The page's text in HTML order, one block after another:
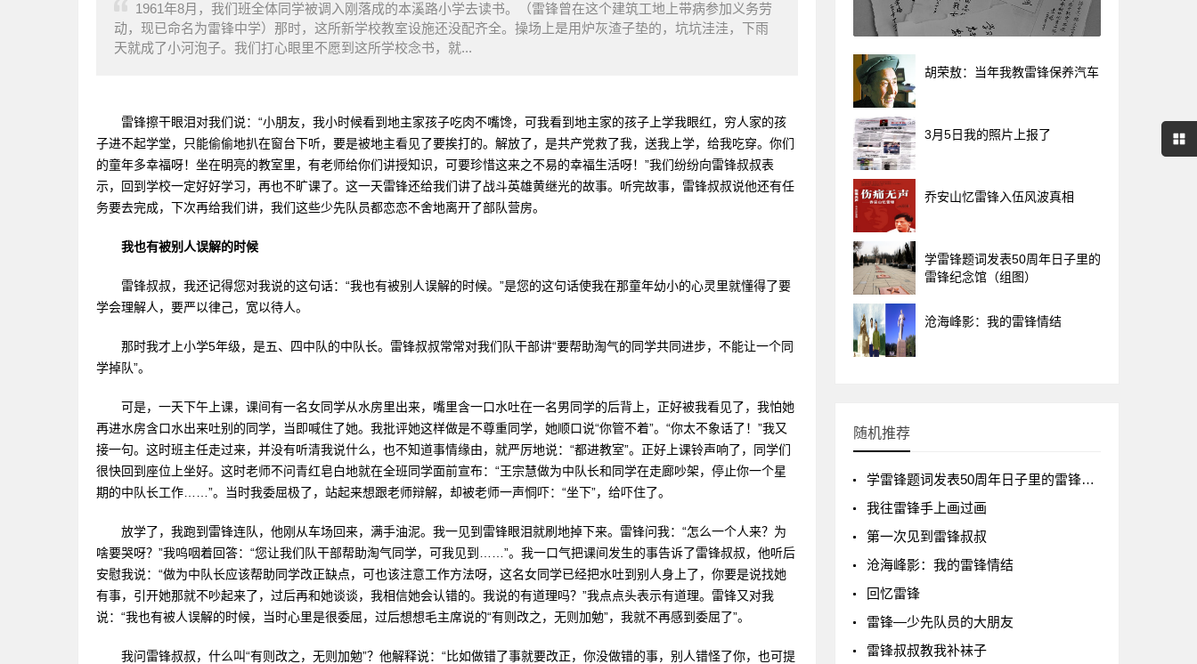
1961年8月，我们班全体同学被调入刚落成的本溪路小学去读书。（雷锋曾在这个建筑工地上带病参加义务劳
动，现已命名为雷锋中学）那时，这所新学校教室设施还没配齐全。操场上是用炉灰渣子垫的，坑坑洼洼，下雨
天就成了小河泡子。我们打心眼里不愿到这所学校念书，就...
雷锋擦干眼泪对我们说：“小朋友，我小时候看到地主家孩子吃肉不嘴馋，可我看到地主家的孩子上学我眼红，穷人家的孩
子进不起学堂，只能偷偷地扒在窗台下听，要是被地主看见了要挨打的。解放了，是共产党救了我，送我上学，给我吃穿。你们
的童年多幸福呀！坐在明亮的教室里，有老师给你们讲授知识，可要珍惜这来之不易的幸福生活呀！”我们纷纷向雷锋叔叔表
示，回到学校一定好好学习，再也不旷课了。这一天雷锋还给我们讲了战斗英雄黄继光的故事。听完故事，雷锋叔叔说他还有任
务要去完成，下次再给我们讲，我们这些少先队员都恋恋不舍地离开了部队营房。
我也有被别人误解的时候
雷锋叔叔，我还记得您对我说的这句话：“我也有被别人误解的时候。”是您的这句话使我在那童年幼小的心灵里就懂得了要
学会理解人，要严以律己，宽以待人。
那时我才上小学5年级，是五、四中队的中队长。雷锋叔叔常常对我们队干部讲“要帮助淘气的同学共同进步，不能让一个同
学掉队”。
可是，一天下午上课，课间有一名女同学从水房里出来，嘴里含一口水吐在一名男同学的后背上，正好被我看见了，我怕她
再进水房含口水出来吐别的同学，当即喊住了她。我批评她这样做是不尊重同学，她顺口说“你管不着”。“你太不象话了！”我又
接一句。这时班主任走过来，并没有听清我说什么，也不知道事情缘由，就严厉地说：“都进教室”。正好上课铃声响了，同学们
很快回到座位上坐好。这时老师不问青红皂白地就在全班同学面前宣布：“王宗慧做为中队长和同学在走廊吵架，停止你一个星
期的中队长工作……”。当时我委屈极了，站起来想跟老师辩解，却被老师一声恫吓：“坐下”，给吓住了。
放学了，我跑到雷锋连队，他刚从车场回来，满手油泥。我一见到雷锋眼泪就刷地掉下来。雷锋问我：“怎么一个人来？为
啥要哭呀？”我呜咽着回答：“您让我们队干部帮助淘气同学，可我见到……”。我一口气把课间发生的事告诉了雷锋叔叔，他听后
安慰我说：“做为中队长应该帮助同学改正缺点，可也该注意工作方法呀，这名女同学已经把水吐到别人身上了，你要是说找她
有事，引开她那就不吵起来了，过后再和她谈谈，我相信她会认错的。我说的有道理吗？”我点点头表示有道理。雷锋又对我
说：“我也有被人误解的时候，当时心里是很委屈，过后想想毛主席说的“有则改之，无则加勉”，我就不再感到委屈了”。
我问雷锋叔叔，什么叫“有则改之，无则加勉”？他解释说：“比如做错了事就要改正，你没做错的事，别人错怪了你，也可提
胡荣敖：当年我教雷锋保养汽车
3月5日我的照片上报了
乔安山忆雷锋入伍风波真相
学雷锋题词发表50周年日子里的
雷锋纪念馆（组图）
沧海峰影：我的雷锋情结
随机推荐
学雷锋题词发表50周年日子里的雷锋纪念馆（组图）
我往雷锋手上画过画
第一次见到雷锋叔叔
沧海峰影：我的雷锋情结
回忆雷锋
雷锋—少先队员的大朋友
雷锋叔叔教我补袜子